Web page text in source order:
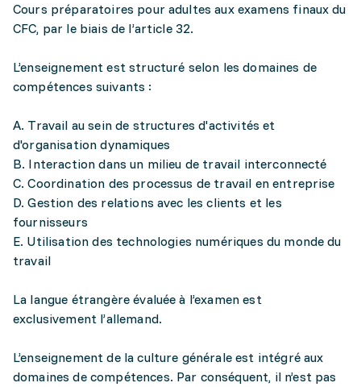
Cours préparatoires pour adultes aux examens finaux du
CFC, par le biais de l’article 32.
L’enseignement est structuré selon les domaines de
compétences suivants :
A. Travail au sein de structures d'activités et
d'organisation dynamiques
B. Interaction dans un milieu de travail interconnecté
C. Coordination des processus de travail en entreprise
D. Gestion des relations avec les clients et les
fournisseurs
E. Utilisation des technologies numériques du monde du
travail
La langue étrangère évaluée à l’examen est
exclusivement l’allemand.
L’enseignement de la culture générale est intégré aux
domaines de compétences. Par conséquent, il n’est pas